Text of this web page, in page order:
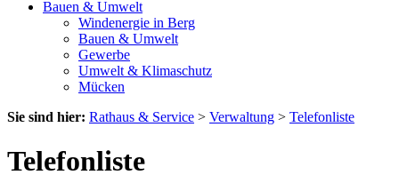
Bauen & Umwelt
Windenergie in Berg
Bauen & Umwelt
Gewerbe
Umwelt & Klimaschutz
Mücken
Sie sind hier: Rathaus & Service > Verwaltung > Telefonliste
Telefonliste